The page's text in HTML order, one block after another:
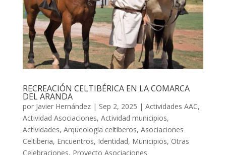
RECREACIÓN CELTIBÉRICA EN LA COMARCA
DEL ARANDA
por Javier Hernández| Sep 2, 2025 | Actividades AAC,
Actividad Asociaciones, Actividad municipios,
Actividades, Arqueología celtíberos, Asociaciones
Celtiberia, Encuentros, Identidad, Municipios, Otras
Celebraciones, Proyecto Asociaciones